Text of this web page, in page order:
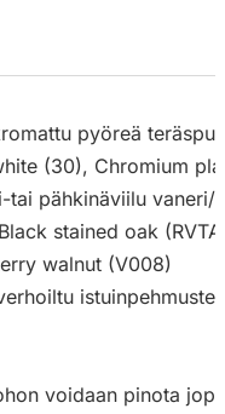
pyöreä
(30), Chromium
tai pähkinäviilu vaneri/
stained oak
walnut (V008)
istuinpehmuste
voidaan pinota